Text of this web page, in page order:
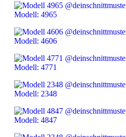
Modell: 4965
Modell: 4606
Modell: 4771
Modell: 2348
Modell: 4847